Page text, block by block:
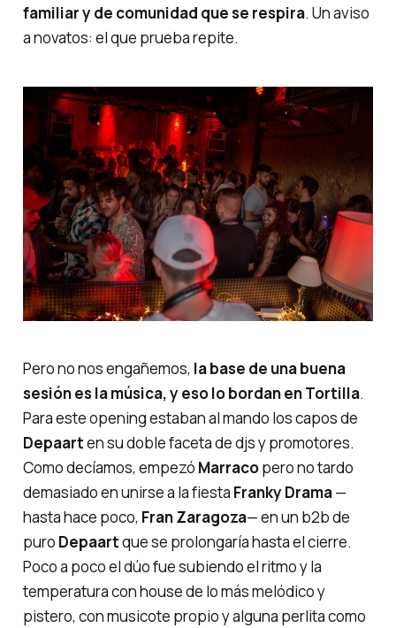
familiar y de comunidad que se respira. Un aviso
a novatos: el que prueba repite.
Pero no nos engañemos, la base de una buena
sesión es la música, y eso lo bordan en Tortilla.
Para este opening estaban al mando los capos de
Depaarten su doble faceta de djs y promotores.
Como decíamos, empezó Marracopero no tardo
demasiado en unirse a la fiesta Franky Drama—
hasta hace poco, Fran Zaragoza— en un b2b de
puro Depaartque se prolongaría hasta el cierre.
Poco a poco el dúo fue subiendo el ritmo y la
temperatura con house de lo más melódico y
pistero, con musicote propio y alguna perlita como